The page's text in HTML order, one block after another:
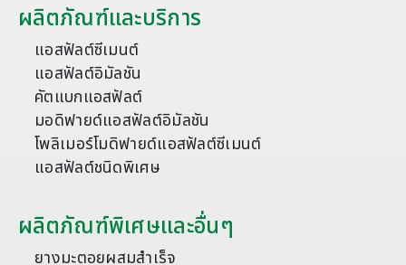
ผลิตภัณฑ์และบริการ
แอสฟัลต์ซีเมนต์
แอสฟัลต์อิมัลชัน
คัตแบกแอสฟัลต์
มอดิฟายด์แอสฟัลต์อิมัลชัน
โพลิเมอร์โมดิฟายด์แอสฟัลต์ซีเมนต์
แอสฟัลต์ชนิดพิเศษ
ผลิตภัณฑ์พิเศษและอื่นๆ
ยางมะตอยผสมสำเร็จ